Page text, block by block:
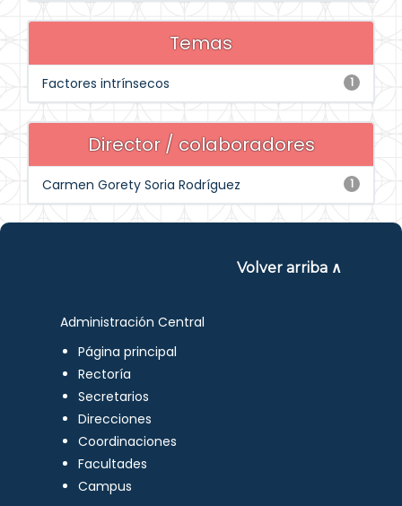
Temas
1
Factores intrínsecos
Director / colaboradores
1
Carmen Gorety Soria Rodríguez
Volver arriba ∧
Administración Central
Página principal
Rectoría
Secretarios
Direcciones
Coordinaciones
Facultades
Campus